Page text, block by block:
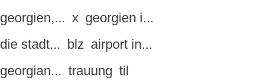
georgien,... x georgien i...
die stadt... blz airport in...
georgian... trauung til